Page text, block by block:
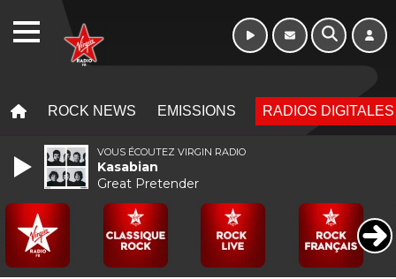
ROCK NEWS EMISSIONS RADIOS DIGITALES
VOUS ÉCOUTEZ VIRGIN RADIO
Kasabian
Great Pretender
WEBRADIO